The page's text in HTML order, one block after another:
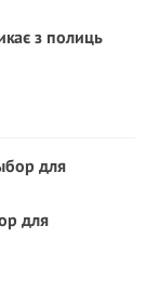
з полиць
для